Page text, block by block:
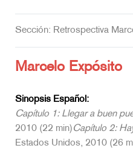
Sección: Retrospectiva
Marcelo Expósito
Sinopsis Español:
Capítulo 1: Llegar a buen
2010 (22 min) Capítulo 2:
Estados Unidos, 2010 (26